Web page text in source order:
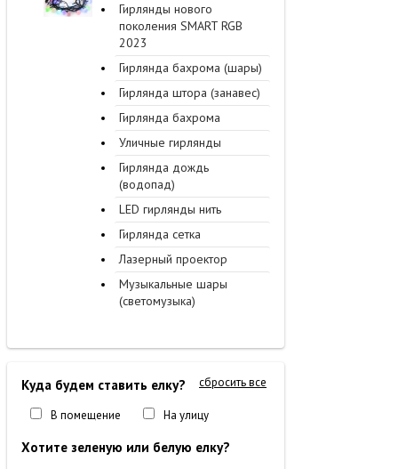
Гирлянды нового
поколения SMART RGB
2023
Гирлянда бахрома (шары)
Гирлянда штора (занавес)
Гирлянда бахрома
Уличные гирлянды
Гирлянда дождь
(водопад)
LED гирлянды нить
Гирлянда сетка
Лазерный проектор
Музыкальные шары
(светомузыка)
сбросить все
Куда будем ставить елку?
В помещение На улицу
Хотите зеленую или белую елку?